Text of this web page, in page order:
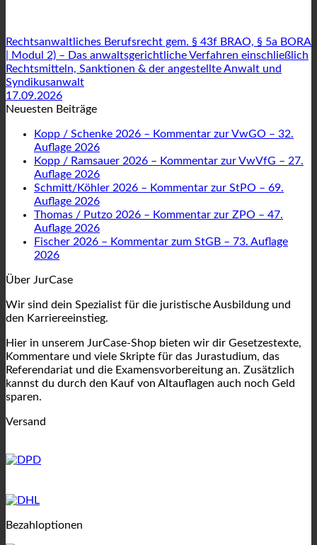
Rechtsanwaltliches Berufsrecht gem. § 43f BRAO, § 5a BORA
| Modul 2) – Das anwaltsgerichtliche Verfahren einschließlich
Rechtsmitteln, Sanktionen & der angestellte Anwalt und
Syndikusanwalt
17.09.2026
Neuesten Beiträge
Kopp / Schenke 2026 – Kommentar zur VwGO – 32.
Auflage 2026
Kopp / Ramsauer 2026 – Kommentar zur VwVfG – 27.
Auflage 2026
Schmitt/Köhler 2026 – Kommentar zur StPO – 69.
Auflage 2026
Thomas / Putzo 2026 – Kommentar zur ZPO – 47.
Auflage 2026
Fischer 2026 – Kommentar zum StGB – 73. Auflage
2026
Über JurCase
Wir sind dein Spezialist für die juristische Ausbildung und
den Karriereeinstieg.
Hier in unserem JurCase-Shop bieten wir dir Gesetzestexte,
Kommentare und viele Skripte für das Jurastudium, das
Referendariat und die Examensvorbereitung an. Zusätzlich
kannst du durch den Kauf von Altauflagen auch noch Geld
sparen.
Versand
Bezahloptionen